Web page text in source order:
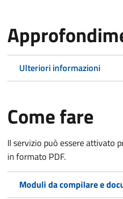
Ulteriori informazioni
Come fare
Il servizio può essere attivato
in formato PDF.
Moduli da compilare e